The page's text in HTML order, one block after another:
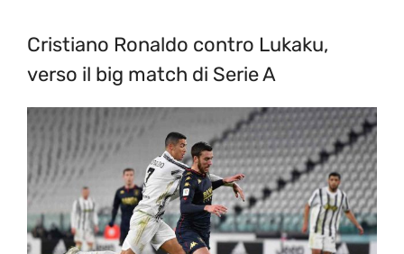
Cristiano Ronaldo contro Lukaku,
verso il big match di Serie A